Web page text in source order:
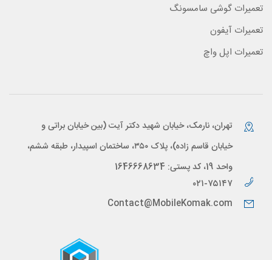
تعمیرات گوشی سامسونگ
تعمیرات آیفون
تعمیرات اپل واچ
تهران، نارمک، خیابان شهید دکتر آیت (بین خیابان براتی و
خیابان قاسم زاده)، پلاک ۳۵۰، ساختمان اسپیدار، طبقه ششم،
واحد 19، کد پستی: 1646668634
۰۲۱-۷۵۱۴۷
Contact@MobileKomak.com